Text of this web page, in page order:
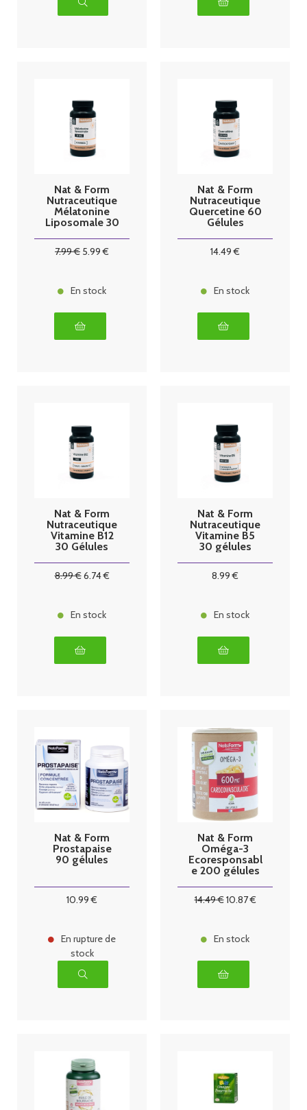
Nat & Form
Nutraceutique
Mélatonine
Liposomale 30
7.99€ 5.99 €
En stock
Nat & Form
Nutraceutique
Quercetine 60
Gélules
14.49 €
En stock
Nat & Form
Nutraceutique
Vitamine B12
30 Gélules
8.99€6.74€
En stock
Nat & Form
Nutraceutique
Vitamine B5
30 gélules
8.99 €
En stock
Nat & Form
Prostapaise
90 gélules
10.99 €
En rupture de
stock
Nat & Form
Oméga-3
Ecoresponsabl
e 200 gélules
14.49€10.87€
En stock